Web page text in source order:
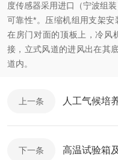
度传感器采用进口（宁波组
可靠性*。压缩机组用支架
在房门对面的顶板上，冷风
接，立式风道的进风出在其
道内。
上一条 人工气候培
下一条 高温试验箱